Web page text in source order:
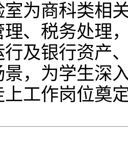
商科类相关
、税务处理
及银行资产
，为学生深
工作岗位奠